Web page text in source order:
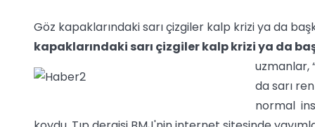
Göz kapaklarındaki sarı çizgiler kalp krizi ya da
kapaklarındaki sarı çizgiler kalp krizi ya da
uzmanlar,
da sarı
normal